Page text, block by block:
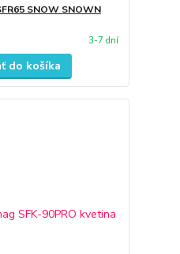
SNOW SNOWN
3-7 dní
do košíka